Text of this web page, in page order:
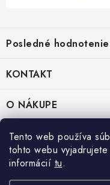
Tento web používa
tohto webu
informácií tu.
p
ä
e
Posledné
KONTAKT
VEJU s.r.o.
Janka Kráľa 1059/82
Nitra 94901
IČO: 54577161
IČ DPH: SK2121721426
+421 944 559 421
O NÁKUPE
Kontakty
PRÁVNE INFORMÁCIE
Obchodné podmienky
Ochrana osobných údajov